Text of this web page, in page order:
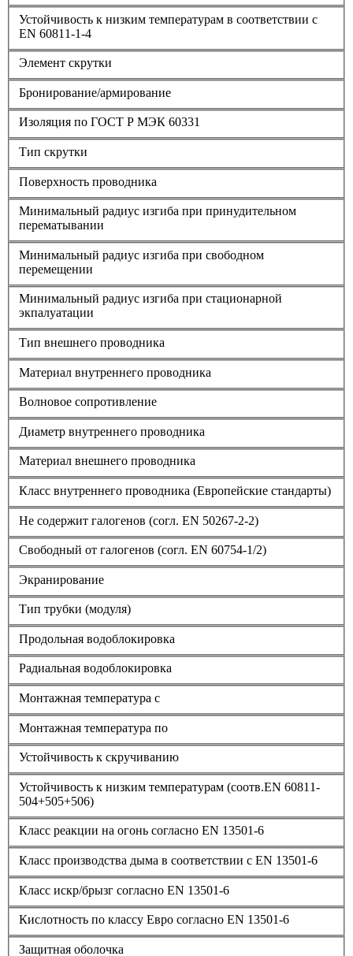
Устойчивость к низким температурам в соответствии с
EN 60811-1-4
Элемент скрутки
Бронирование/армирование
Изоляция по ГОСТ Р МЭК 60331
Тип скрутки
Поверхность проводника
Минимальный радиус изгиба при принудительном
перематывании
Минимальный радиус изгиба при свободном
перемещении
Минимальный радиус изгиба при стационарной
экпалуатации
Тип внешнего проводника
Материал внутреннего проводника
Волновое сопротивление
Диаметр внутреннего проводника
Материал внешнего проводника
Класс внутреннего проводника (Европейские стандарты)
Не содержит галогенов (согл. EN 50267-2-2)
Свободный от галогенов (согл. EN 60754-1/2)
Экранирование
Тип трубки (модуля)
Продольная водоблокировка
Радиальная водоблокировка
Монтажная температура с
Монтажная температура по
Устойчивость к скручиванию
Устойчивость к низким температурам (соотв.EN 60811-
504+505+506)
Класс реакции на огонь согласно EN 13501-6
Класс производства дыма в соответствии с EN 13501-6
Класс искр/брызг согласно EN 13501-6
Кислотность по классу Евро согласно EN 13501-6
Защитная оболочка